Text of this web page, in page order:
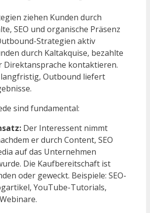
ziehen Kunden durch
SEO und organische Präsenz
Strategien aktiv
durch Kaltakquise, bezahlte
Direktansprache kontaktieren.
Outbound liefert
sind fundamental:
Der Interessent nimmt
er durch Content, SEO
auf das Unternehmen
Die Kaufbereitschaft ist
oder geweckt. Beispiele: SEO-
YouTube-Tutorials,